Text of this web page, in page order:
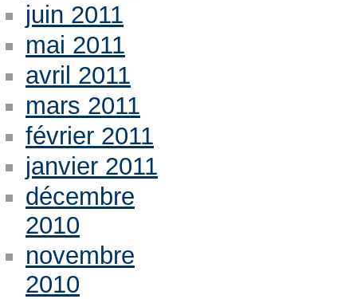
juin 2011
mai 2011
avril 2011
mars 2011
février 2011
janvier 2011
décembre
2010
novembre
2010